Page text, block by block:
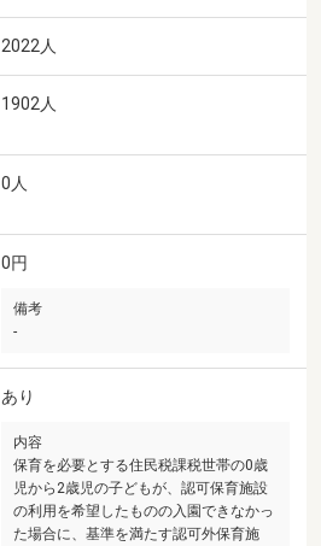
2022人
1902人
0人
0円
備考
-
あり
内容
保育を必要とする住民税課税世帯の0歳
児から2歳児の子どもが、認可保育施設
の利用を希望したものの入園できなかっ
た場合に、基準を満たす認可外保育施